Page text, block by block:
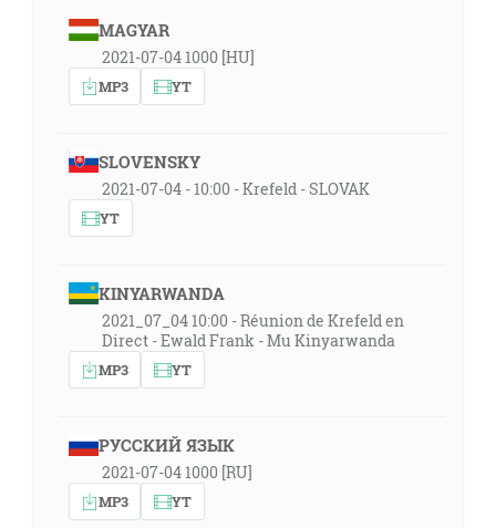
MAGYAR
2021-07-04 1000 [HU]
MP3 YT
SLOVENSKY
2021-07-04 - 10:00 - Krefeld - SLOVAK
YT
KINYARWANDA
2021_07_04 10:00 - Réunion de Krefeld en
Direct - Ewald Frank - Mu Kinyarwanda
MP3 YT
РУССКИЙ ЯЗЫК
2021-07-04 1000 [RU]
MP3 YT